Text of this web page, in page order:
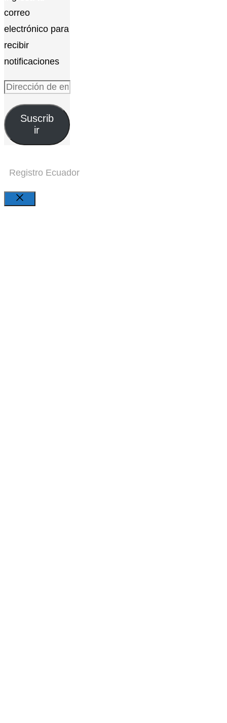
correo
electrónico para
recibir
notificaciones
Dirección
emailSuscrib
ir
Registro Ecuador
Close